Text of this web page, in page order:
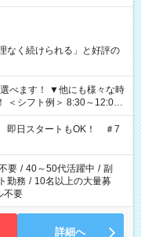
なく続けられる」と好評の
にも様々な時
＜シフト例＞ 8:30～12:00
翌6:00 など
日スタートもOK！ ＃7
要 / 40～50代活躍中 / 副
勤務 / 10名以上の大量募
不要
詳細へ